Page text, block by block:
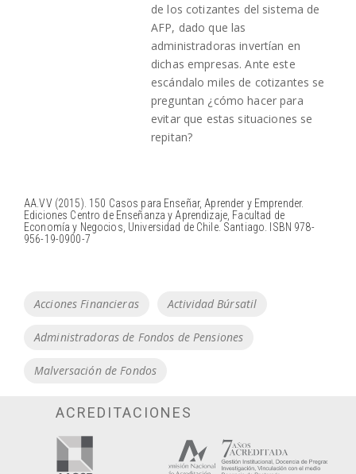
de los cotizantes del sistema de
AFP, dado que las
administradoras invertían en
dichas empresas. Ante este
escándalo miles de cotizantes se
preguntan ¿cómo hacer para
evitar que estas situaciones se
repitan?
AA.VV (2015). 150 Casos para Enseñar, Aprender y Emprender.
Ediciones Centro de Enseñanza y Aprendizaje, Facultad de
Economía y Negocios, Universidad de Chile. Santiago. ISBN 978-
956-19-0900-7
Tags
Acciones Financieras Actividad Búrsatil
Administradoras de Fondos de Pensiones
Malversación de Fondos
ACREDITACIONES